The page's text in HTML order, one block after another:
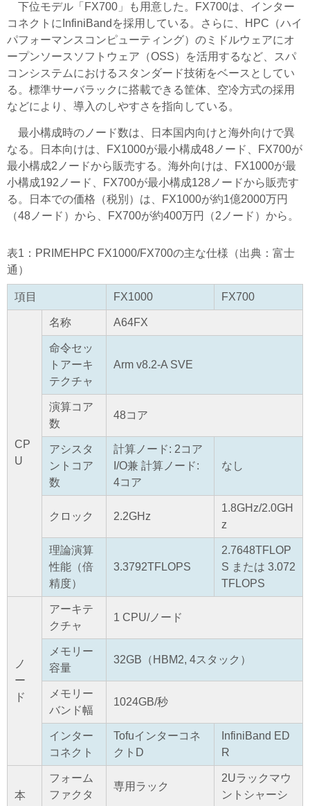
下位モデル「FX700」も用意した。FX700は、インター
コネクトにInfiniBandを採用している。さらに、HPC（ハイ
パフォーマンスコンピューティング）のミドルウェアにオ
ープンソースソフトウェア（OSS）を活用するなど、スパ
コンシステムにおけるスタンダード技術をベースとしてい
る。標準サーバラックに搭載できる筐体、空冷方式の採用
などにより、導入のしやすさを指向している。
最小構成時のノード数は、日本国内向けと海外向けで異
なる。日本向けは、FX1000が最小構成48ノード、FX700が
最小構成2ノードから販売する。海外向けは、FX1000が最
小構成192ノード、FX700が最小構成128ノードから販売す
る。日本での価格（税別）は、FX1000が約1億2000万円
（48ノード）から、FX700が約400万円（2ノード）から。
表1：PRIMEHPC FX1000/FX700の主な仕様（出典：富士
通）
項目 FX1000 FX700
CP
U
名称 A64FX
命令セッ
トアーキ
テクチャ
Arm v8.2-A SVE
演算コア
数
48コア
アシスタ
ントコア
数
計算ノード: 2コア
I/O兼 計算ノード:
4コア
なし
クロック 2.2GHz
1.8GHz/2.0GH
z
理論演算
性能（倍
精度）
3.3792TFLOPS
2.7648TFLOP
S または 3.072
TFLOPS
ノ
ー
ド
アーキテ
クチャ
1 CPU/ノード
メモリー
容量
32GB（HBM2, 4スタック）
メモリー
バンド幅
1024GB/秒
インター
コネクト
Tofuインターコネ
クトD
InfiniBand ED
R
本
フォーム
ファクタ
専用ラック
2Uラックマウ
ントシャーシ